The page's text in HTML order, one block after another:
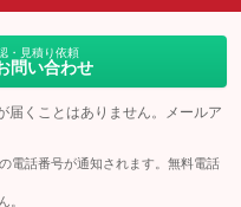
ヘッドライトウォッシャー
・見積り依頼
問い合わせ
届くことはありません。メールア
電話番号が通知されます。無料電話
。